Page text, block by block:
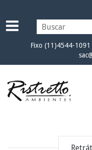
Fixo (11)4544-